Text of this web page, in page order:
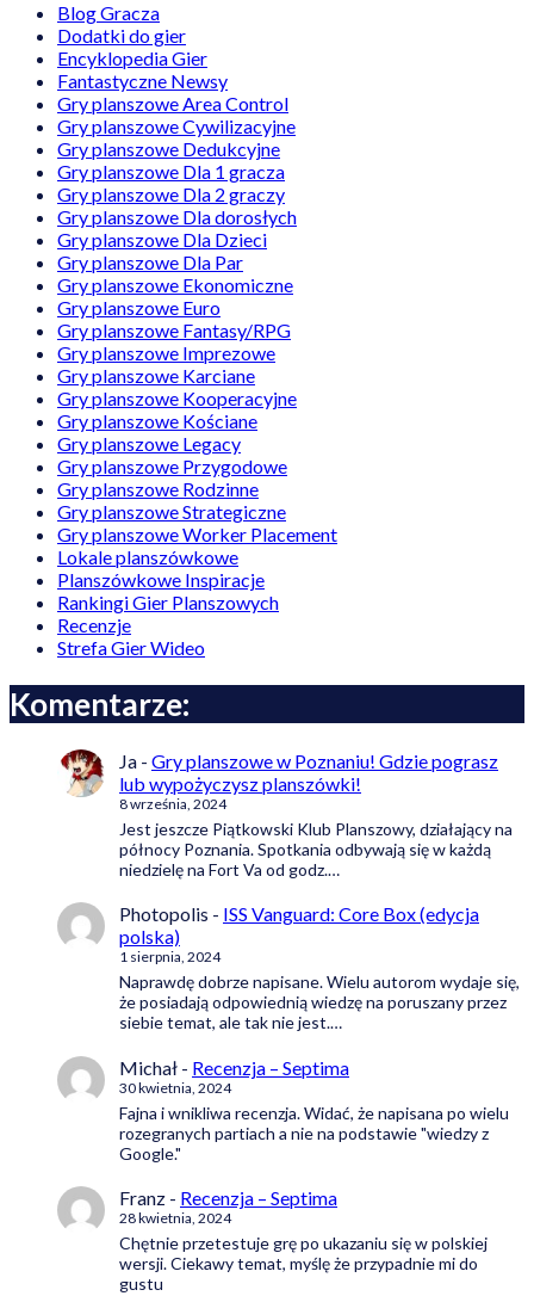
Blog Gracza
Dodatki do gier
Encyklopedia Gier
Fantastyczne Newsy
Gry planszowe Area Control
Gry planszowe Cywilizacyjne
Gry planszowe Dedukcyjne
Gry planszowe Dla 1 gracza
Gry planszowe Dla 2 graczy
Gry planszowe Dla dorosłych
Gry planszowe Dla Dzieci
Gry planszowe Dla Par
Gry planszowe Ekonomiczne
Gry planszowe Euro
Gry planszowe Fantasy/RPG
Gry planszowe Imprezowe
Gry planszowe Karciane
Gry planszowe Kooperacyjne
Gry planszowe Kościane
Gry planszowe Legacy
Gry planszowe Przygodowe
Gry planszowe Rodzinne
Gry planszowe Strategiczne
Gry planszowe Worker Placement
Lokale planszówkowe
Planszówkowe Inspiracje
Rankingi Gier Planszowych
Recenzje
Strefa Gier Wideo
Komentarze:
Ja - Gry planszowe w Poznaniu! Gdzie pograsz
lub wypożyczysz planszówki!
8 września, 2024
Jest jeszcze Piątkowski Klub Planszowy, działający na
północy Poznania. Spotkania odbywają się w każdą
niedzielę na Fort Va od godz.…
Photopolis - ISS Vanguard: Core Box (edycja
polska)
1 sierpnia, 2024
Naprawdę dobrze napisane. Wielu autorom wydaje się,
że posiadają odpowiednią wiedzę na poruszany przez
siebie temat, ale tak nie jest.…
Michał - Recenzja – Septima
30 kwietnia, 2024
Fajna i wnikliwa recenzja. Widać, że napisana po wielu
rozegranych partiach a nie na podstawie "wiedzy z
Google."
Franz - Recenzja – Septima
28 kwietnia, 2024
Chętnie przetestuje grę po ukazaniu się w polskiej
wersji. Ciekawy temat, myślę że przypadnie mi do
gustu